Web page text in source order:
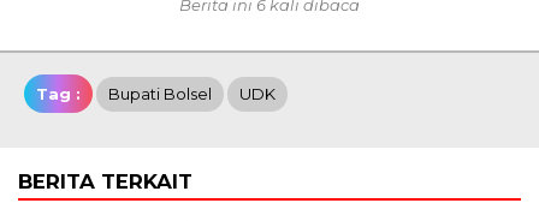
Berita ini 6 kali dibaca
Tag : Bupati Bolsel UDK
BERITA TERKAIT